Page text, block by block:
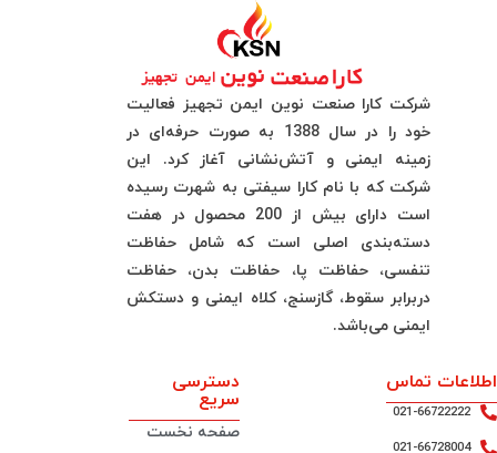
شرکت کارا صنعت نوین ایمن تجهیز فعالیت
خود را در سال 1388 به صورت حرفه‌ای در
زمینه ایمنی و آتش‌نشانی آغاز کرد. این
شرکت که با نام کارا سیفتی به شهرت رسیده
است دارای بیش از 200 محصول در هفت
دسته‌بندی اصلی است که شامل حفاظت
تنفسی، حفاظت پا، حفاظت بدن، حفاظت
دربرابر سقوط، گازسنج، کلاه ایمنی و دستکش
ایمنی می‌باشد.
اطلاعات تماس
021-66722222
021-66728004
دسترسی
سریع
صفحه نخست